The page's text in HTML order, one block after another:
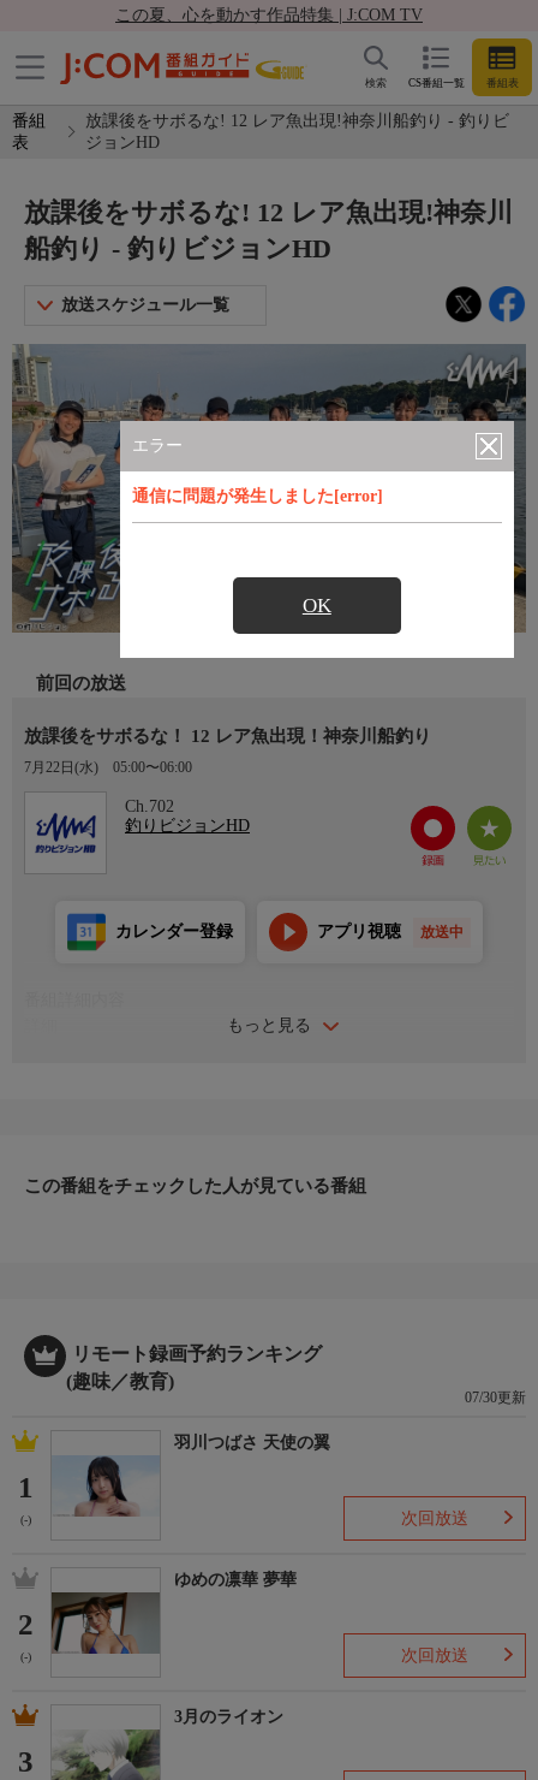
この夏、心を動かす作品特集 | J:COM TV
CS番組一覧 番組表
検索
番組
表
放課後をサボるな! 12 レア魚出現!神奈川船釣り - 釣りビ
ジョンHD
エラー
通信に問題が発生しました[error]
OK
放課後をサボるな! 12 レア魚出現!神奈川
船釣り - 釣りビジョンHD
放送スケジュール一覧
前回の放送
放課後をサボるな！ 12 レア魚出現！神奈川船釣り
7月22日(水) 05:00〜06:00
Ch.702
釣りビジョンHD
もっと見る
カレンダー登録 アプリ視聴 放送中
魚種の追加を狙うが、まさかの激レア魚が出現
この番組をチェックした人が見ている番組
リモート録画予約ランキング
(趣味／教育)
07/30更新
1
(-)
羽川つばさ 天使の翼
次回放送
2
(-)
ゆめの凛華 夢華
次回放送
3
3月のライオン